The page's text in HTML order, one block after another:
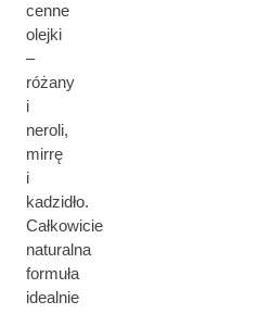
cenne
olejki
–
różany
i
neroli,
mirrę
i
kadzidło.
Całkowicie
naturalna
formuła
idealnie